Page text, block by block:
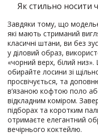
Як стильно носити
Завдяки тому, що
які мають стриманий
класичні штани, ви без
у діловий образ,
«чорний верх, білий
обирайте лосини зі
просвічується, та
в’язаною кофтою поло
відкладним коміром.
підборах та коротким
отримаєте елегантний
вечірнього коктейлю.